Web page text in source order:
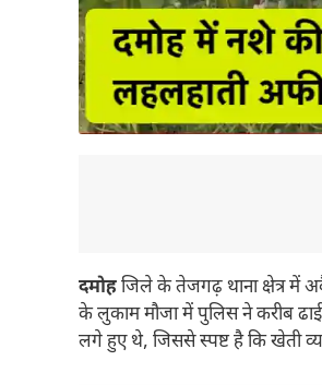
दमोहजिले के तेजगढ़ थाना क्षेत्र में
के लुकाम मौजा में पुलिस ने करीब
लगे हुए थे, जिससे स्पष्ट है कि खेती